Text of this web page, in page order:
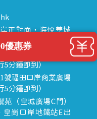
正對面，海悅華城
面即到）
號福田口岸商業廣場
分鐘即到）
號福田口岸商業廣場
分鐘即到）
（皇城廣場C門）
崗口岸地鐵站E出
優惠券